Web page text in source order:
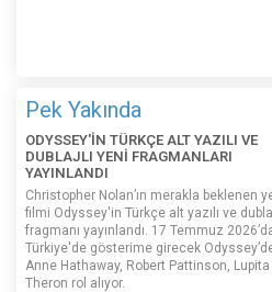
Pek Yakında
ODYSSEY'İN TÜRKÇE ALT YAZILI VE
DUBLAJLI YENİ FRAGMANLARI
YAYINLANDI
Christopher Nolan’ın merakla beklenen
filmi Odyssey'in Türkçe alt yazılı ve
fragmanı yayınlandı. 17 Temmuz
Türkiye'de gösterime girecek
Anne Hathaway, Robert Pattinson,
Theron rol alıyor.